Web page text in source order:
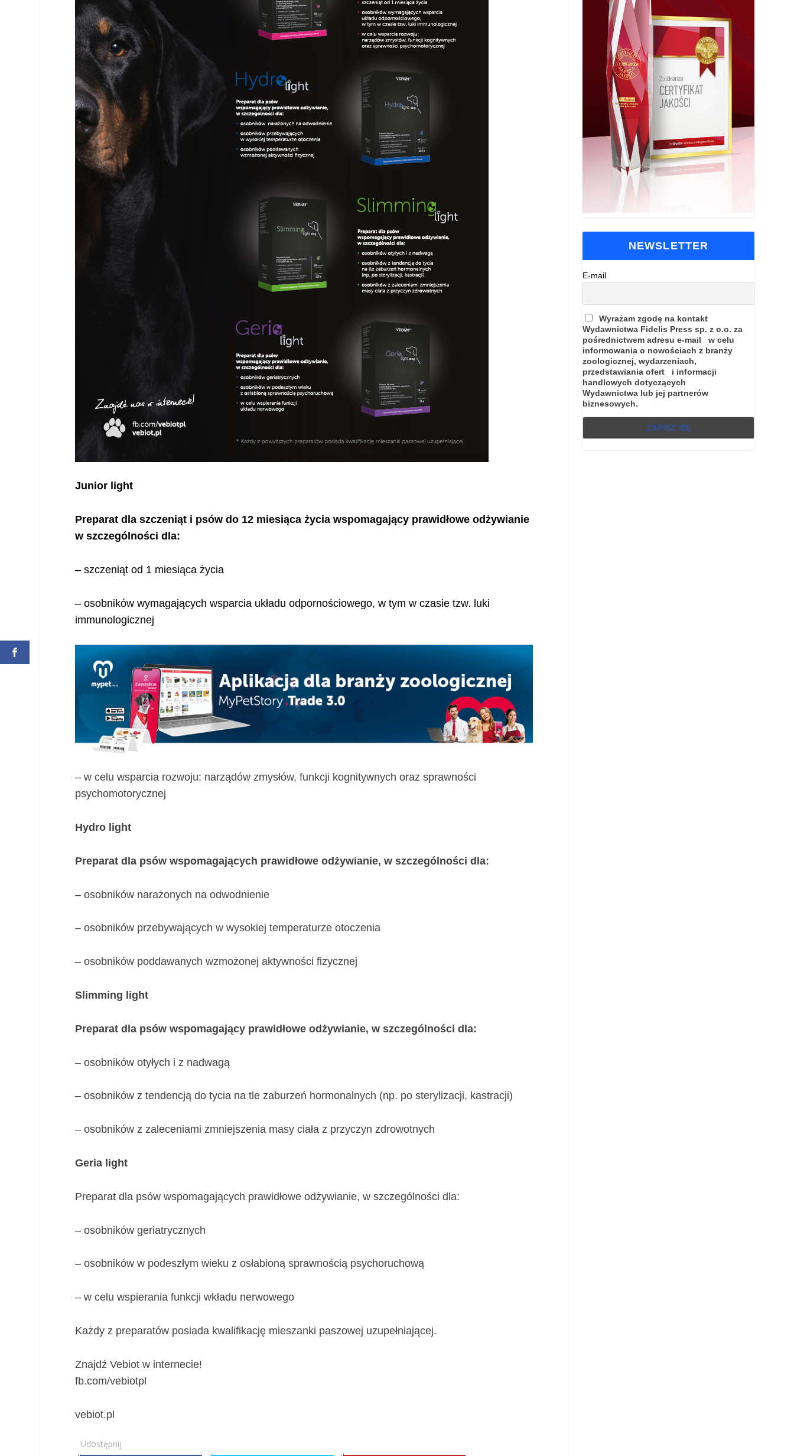
Junior light
Preparat dla szczeniąt i psów do 12 miesiąca życia wspomagający prawidłowe odżywianie
w szczególności dla:
– szczeniąt od 1 miesiąca życia
– osobników wymagających wsparcia układu odpornościowego, w tym w czasie tzw. luki
immunologicznej
– w celu wsparcia rozwoju: narządów zmysłów, funkcji kognitywnych oraz sprawności
psychomotorycznej
Hydro light
Preparat dla psów wspomagających prawidłowe odżywianie, w szczególności dla:
– osobników narażonych na odwodnienie
– osobników przebywających w wysokiej temperaturze otoczenia
– osobników poddawanych wzmożonej aktywności fizycznej
Slimming light
Preparat dla psów wspomagający prawidłowe odżywianie, w szczególności dla:
– osobników otyłych i z nadwagą
– osobników z tendencją do tycia na tle zaburzeń hormonalnych (np. po sterylizacji, kastracji)
– osobników z zaleceniami zmniejszenia masy ciała z przyczyn zdrowotnych
Geria light
Preparat dla psów wspomagających prawidłowe odżywianie, w szczególności dla:
– osobników geriatrycznych
– osobników w podeszłym wieku z osłabioną sprawnością psychoruchową
– w celu wspierania funkcji wkładu nerwowego
Każdy z preparatów posiada kwalifikację mieszanki paszowej uzupełniającej.
Znajdź Vebiot w internecie!
fb.com/vebiotpl
vebiot.pl
Udostępnij
NEWSLETTER
E-mail
Wyrażam zgodę na kontakt
Wydawnictwa Fidelis Press sp. z o.o. za
pośrednictwem adresu e-mail w celu
informowania o nowościach z branży
zoologicznej, wydarzeniach,
przedstawiania ofert i informacji
handlowych dotyczących
Wydawnictwa lub jej partnerów
biznesowych.